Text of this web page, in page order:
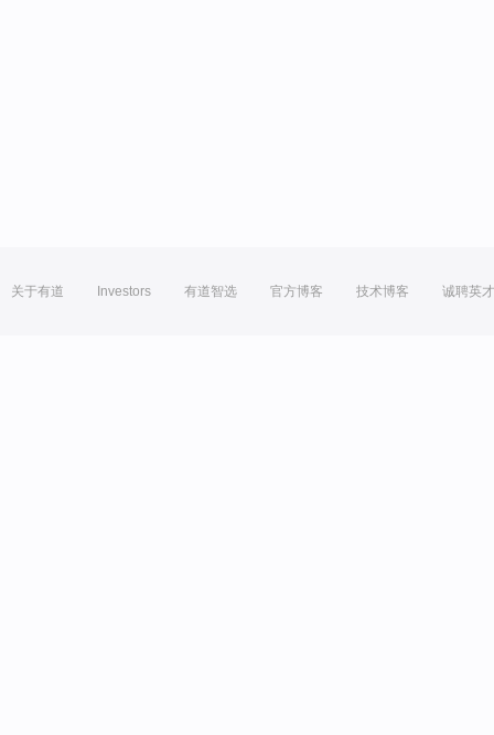
关于有道 Investors 有道智选 官方博客 技术博客 诚聘英才